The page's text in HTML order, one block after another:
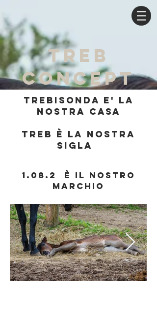
treb
concept
TREBISONDA E' LA
NOSTRA CASA
Treb è LA NOSTRA
SIGLA
1.08.2 è il nostro
MARCHIO